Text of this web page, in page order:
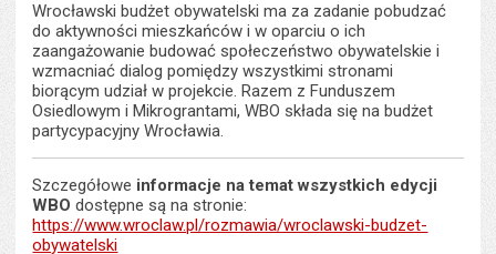
Wrocławski budżet obywatelski ma za zadanie pobudzać
do aktywności mieszkańców i w oparciu o ich
zaangażowanie budować społeczeństwo obywatelskie i
wzmacniać dialog pomiędzy wszystkimi stronami
biorącym udział w projekcie. Razem z Funduszem
Osiedlowym i Mikrograntami, WBO składa się na budżet
partycypacyjny Wrocławia.
Szczegółowe informacje na temat wszystkich edycji
WBO dostępne są na stronie:
https://www.wroclaw.pl/rozmawia/wroclawski-budzet-
obywatelski